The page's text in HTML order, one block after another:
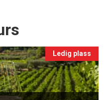
Ledig plass